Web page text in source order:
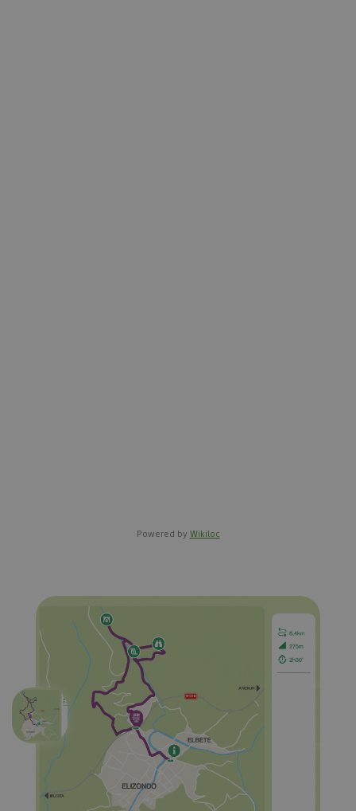
Powered by Wikiloc
Anterior